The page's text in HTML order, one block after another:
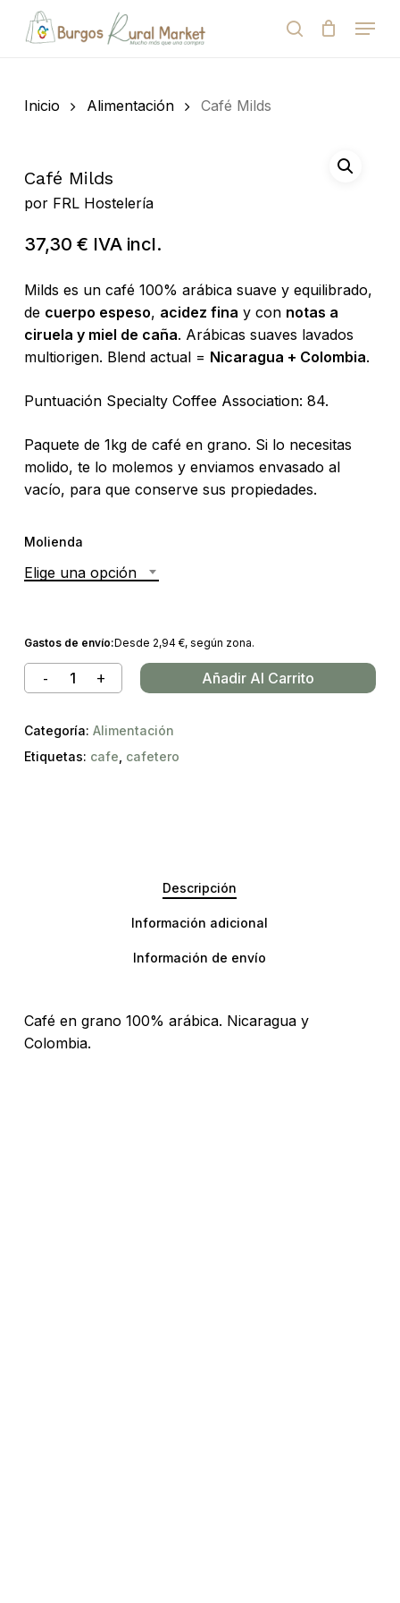
de
search
Menu
Cart
Inicio Alimentación Café Milds
Café Milds
por FRL Hostelería
37,30 € IVA incl.
Milds es un café 100% arábica suave y equilibrado,
de cuerpo espeso, acidez fina y con notas a
ciruela y miel de caña. Arábicas suaves lavados
multiorigen. Blend actual = Nicaragua + Colombia.
Puntuación Specialty Coffee Association: 84.
Paquete de 1kg de café en grano. Si lo necesitas
molido, te lo molemos y enviamos envasado al
vacío, para que conserve sus propiedades.
Molienda
Elige una opción
Gastos de envío:Desde 2,94 €, según zona.
Añadir Al Carrito
Categoría: Alimentación
Etiquetas: cafe cafetero
Descripción
Información adicional
Información de envío
Café en grano 100% arábica. Nicaragua y
Colombia.